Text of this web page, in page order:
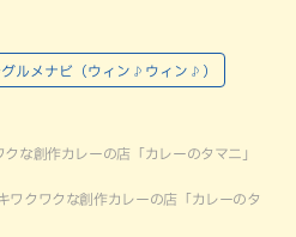
ルメナビ（ウィン♪ウィン♪）
クな創作カレーの店「カレーのタマニ」
ワクワクな創作カレーの店「カレーのタ